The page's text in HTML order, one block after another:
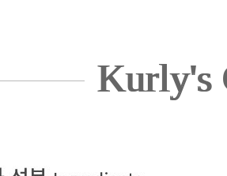
Kurly's